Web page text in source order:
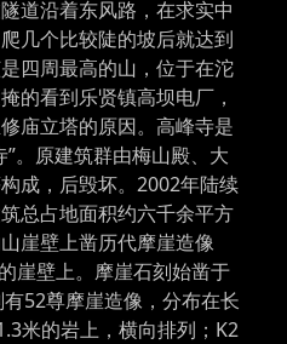
道沿着东风路，在求实中
几个比较陡的坡后就达到
四周最高的山，位于在沱
的看到乐贤镇高坝电厂，
庙立塔的原因。高峰寺是
。原建筑群由梅山殿、大
成，后毁坏。2002年陆续
总占地面积约六千余平方
崖壁上凿历代摩崖造像
崖壁上。摩崖石刻始凿于
52尊摩崖造像，分布在长
米的岩上，横向排列；K2